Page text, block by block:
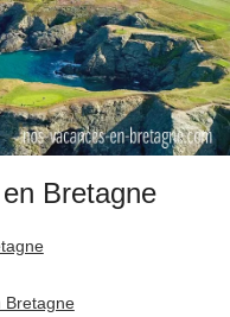
Bretagne
Bretagne